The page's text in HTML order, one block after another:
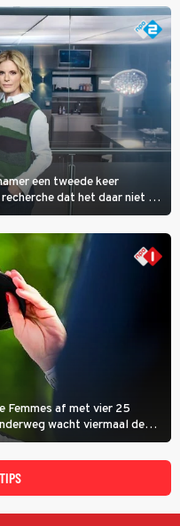
een tweede keer
dat het daar niet bij
delict een foto met nog
Femmes af met vier 25
wacht viermaal de
des Anglais krijgt